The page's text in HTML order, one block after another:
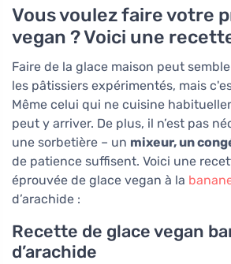
Vous voulez faire votre
vegan ? Voici une
Faire de la glace maison peut
les pâtissiers expérimentés, mais
Même celui qui ne cuisine
peut y arriver. De plus, il n’est pas
une sorbetière – un mixeur, un
de patience suffisent. Voici une
éprouvée de glace vegan à la
d’arachide :
Recette de glace vegan
d’arachide